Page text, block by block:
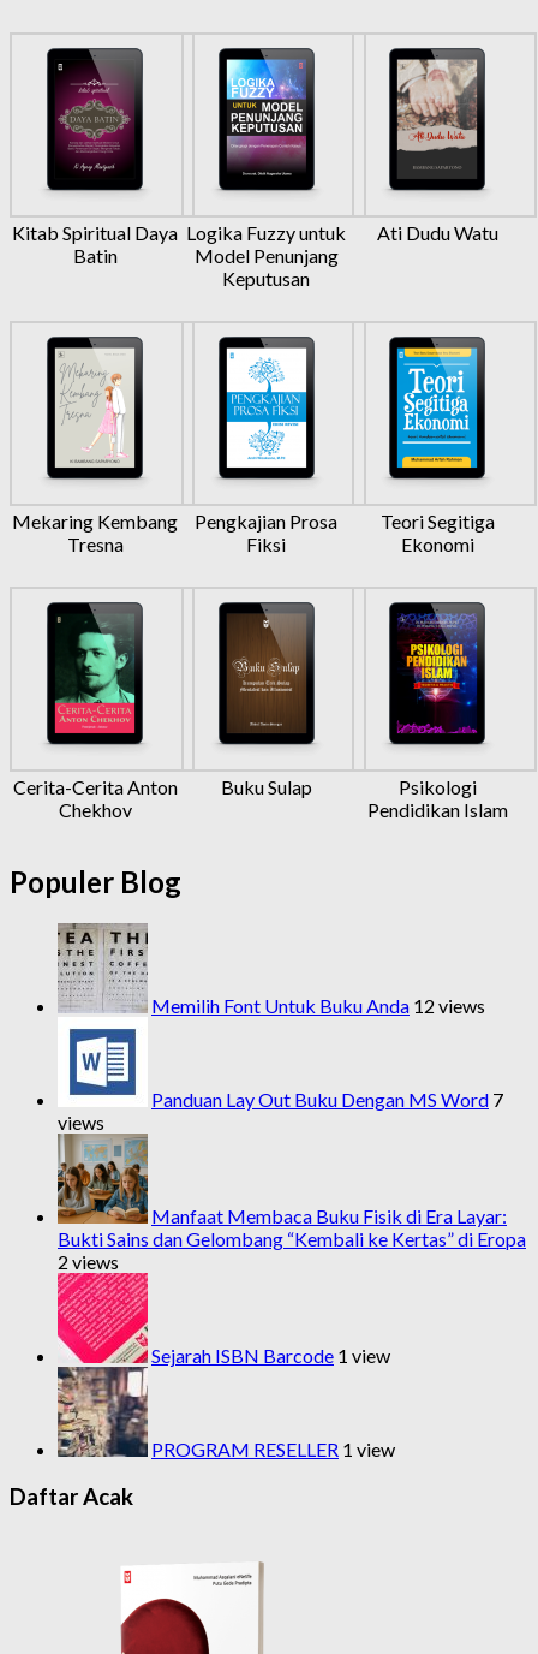
Kitab Spiritual Daya
Batin
Logika Fuzzy untuk
Model Penunjang
Keputusan
Ati Dudu Watu
Mekaring Kembang
Tresna
Pengkajian Prosa
Fiksi
Teori Segitiga
Ekonomi
Cerita-Cerita Anton
Chekhov
Buku Sulap
Psikologi
Pendidikan Islam
Populer Blog
Memilih Font Untuk Buku Anda 12 views
Panduan Lay Out Buku Dengan MS Word 7
views
Manfaat Membaca Buku Fisik di Era Layar:
Bukti Sains dan Gelombang “Kembali ke Kertas” di Eropa
2 views
Sejarah ISBN Barcode 1 view
PROGRAM RESELLER 1 view
Daftar Acak